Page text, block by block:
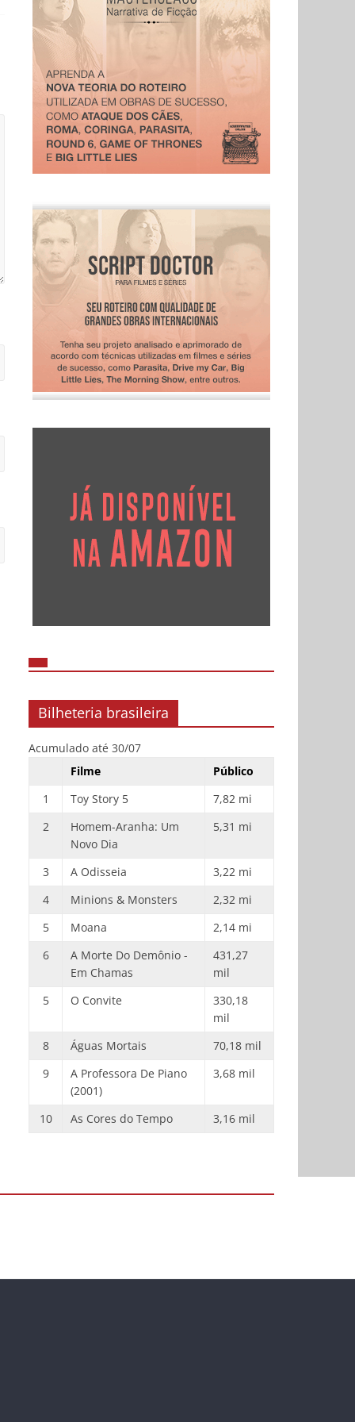
Bilheteria brasileira
Acumulado até 30/07
Filme
Público
1
Toy Story 5
7,82 mi
2
Homem-Aranha: Um
Novo Dia
5,31 mi
3 A Odisseia
3,22 mi
4
Minions & Monsters
2,32 mi
5
Moana
2,14 mi
6
A Morte Do Demônio -
Em Chamas
431,27
mil
5
O Convite
330,18
mil
8
Águas Mortais
70,18 mil
9
A Professora De Piano
(2001)
3,68 mil
10 As Cores do Tempo 3,16 mil